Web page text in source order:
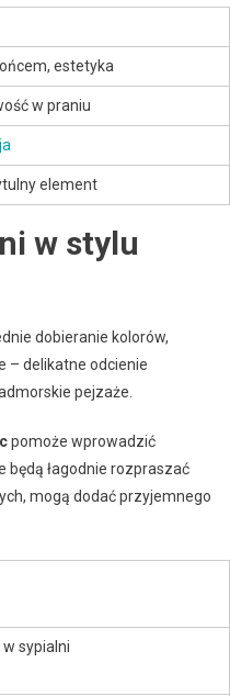
estetyka
w praniu
element
w stylu
dobieranie kolorów,
– delikatne odcienie
pejzaże.
pomoże wprowadzić
będą łagodnie rozpraszać
mogą dodać przyjemnego
sypialni